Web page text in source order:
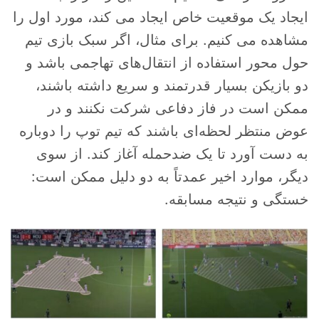
ایجاد یک موقعیت خاص ایجاد می کند، مورد اول را
مشاهده می کنیم. برای مثال، اگر سبک بازی تیم
حول محور استفاده از انتقال‌های تهاجمی باشد و
دو بازیکن بسیار قدرتمند و سریع داشته باشند،
ممکن است در فاز دفاعی شرکت نکنند و در
عوض منتظر لحظه‌ای باشند که تیم توپ را دوباره
به دست آورد تا یک ضدحمله آغاز کند. از سوی
دیگر، موارد اخیر عمدتاً به دو دلیل ممکن است:
خستگی و نتیجه مسابقه.